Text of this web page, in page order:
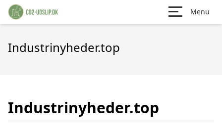
Menu
Industrinyheder.top
Industrinyheder.top